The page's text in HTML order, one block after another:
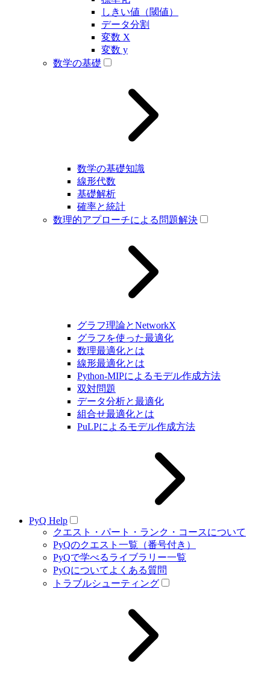
しきい値（閾値）
データ分割
変数 X
変数 y
数学の基礎
数学の基礎知識
線形代数
基礎解析
確率と統計
数理的アプローチによる問題解決
グラフ理論とNetworkX
グラフを使った最適化
数理最適化とは
線形最適化とは
Python-MIPによるモデル作成方法
双対問題
データ分析と最適化
組合せ最適化とは
PuLPによるモデル作成方法
PyQ Help
クエスト・パート・ランク・コースについて
PyQのクエスト一覧（番号付き）
PyQで学べるライブラリー一覧
PyQについてよくある質問
トラブルシューティング